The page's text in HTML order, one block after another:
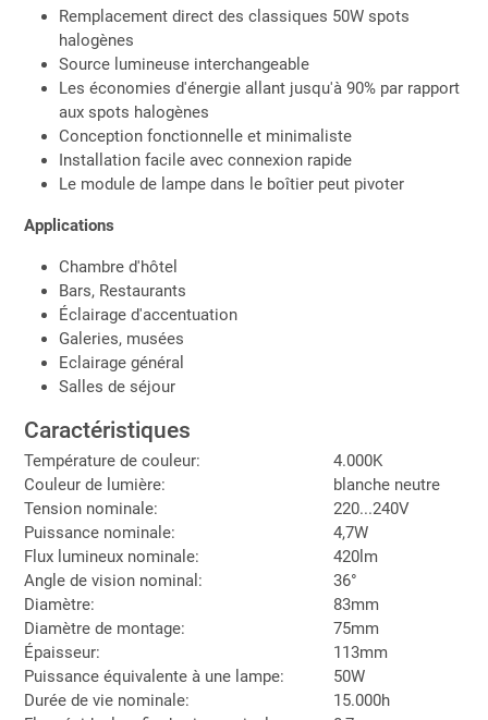
Remplacement direct des classiques 50W spots
halogènes
Source lumineuse interchangeable
Les économies d'énergie allant jusqu'à 90% par rapport
aux spots halogènes
Conception fonctionnelle et minimaliste
Installation facile avec connexion rapide
Le module de lampe dans le boîtier peut pivoter
Applications
Chambre d'hôtel
Bars, Restaurants
Éclairage d'accentuation
Galeries, musées
Eclairage général
Salles de séjour
Caractéristiques
Température de couleur:
4.000K
Couleur de lumière:
blanche neutre
Tension nominale:
220...240V
Puissance nominale:
4,7W
Flux lumineux nominale:
420lm
Angle de vision nominal:
36°
Diamètre:
83mm
Diamètre de montage:
75mm
Épaisseur:
113mm
Puissance équivalente à une lampe:
50W
Durée de vie nominale:
15.000h